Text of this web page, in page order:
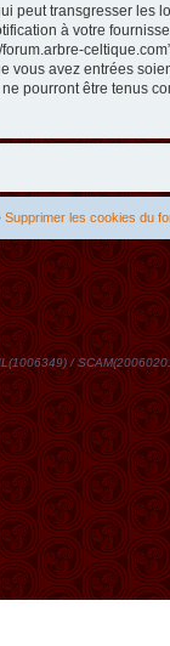
transgresser les
à votre
vous avez entrées
pourront être tenus
Supprimer les cookies du
/